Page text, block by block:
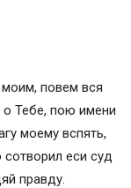
повем вся
Тебе, пою имени
моему вспять,
сотворил еси суд
правду.